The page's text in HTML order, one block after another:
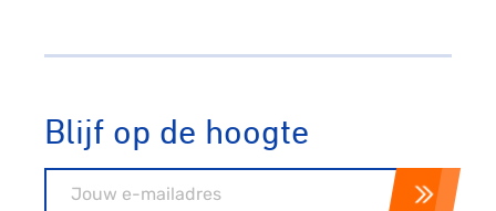
Blijf op de hoogte